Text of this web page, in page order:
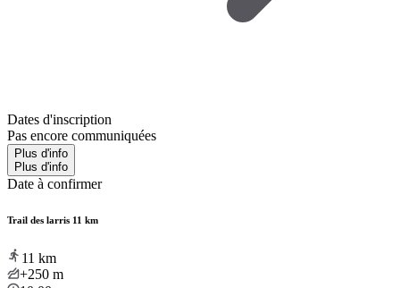
Dates d'inscription
Pas encore communiquées
Plus d'info
Plus d'info
Date à confirmer
Trail des larris 11 km
11 km
+250 m